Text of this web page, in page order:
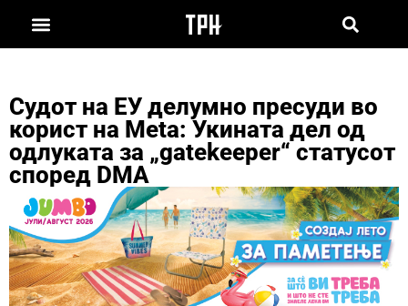
Судот на ЕУ делумно пресуди во
корист на Meta: Укината дел од
одлуката за „gatekeeper“ статусот
според DMA